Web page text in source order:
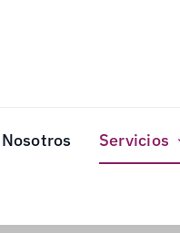
Nosotros Servicios